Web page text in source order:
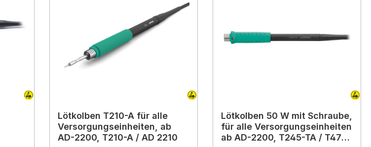
Lötkolben T210-A für alle
Versorgungseinheiten, ab
AD-2200, T210-A / AD 2210
Lötkolben 50 W mit Schraube,
für alle Versorgungseinheiten
ab AD-2200, T245-TA / T470-